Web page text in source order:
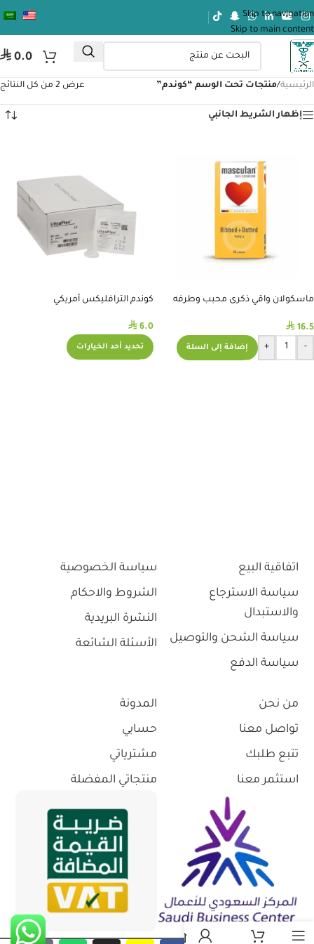
Skip to navigation
Skip to main content
ر.س0.0
الرئيسية/منتجات تحت الوسم “كوندم” عرض ⁦2⁩ من كل النتائج
إظهار الشريط الجانبي
ماسكولان واقي ذكرى محبب وطرفه
⃁ 16.5
-
+ إضافة إلى السلة
كوندم الترافليكس أمريكي
⃁ 6.0
تحديد أحد الخيارات
اتفاقية البيع
سياسة الاسترجاع
والاستبدال
سياسة الشحن والتوصيل
سياسة الدفع
سياسة الخصوصية
الشروط والاحكام
النشرة البريدية
الأسئلة الشائعة
من نحن
تواصل معنا
تتبع طلبك
استثمر معنا
المدونة
حسابي
مشترياتي
منتجاتي المفضلة